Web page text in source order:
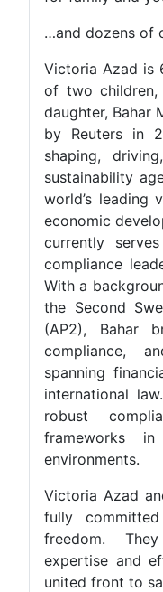
…and dozens of
Victoria Azad is
of two
daughter, Bahar
by Reuters in
shaping,
sustainability
world’s leading
economic
currently
compliance
With a
the Second
(AP2), Bahar
compliance,
spanning
international
robust
frameworks
environments.
Victoria Azad
fully
freedom.
expertise and
united front to